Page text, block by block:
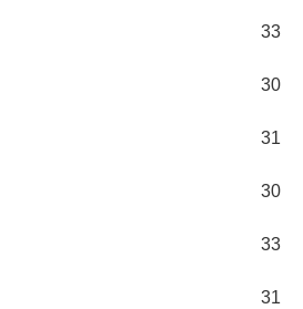
33
30
31
30
33
31